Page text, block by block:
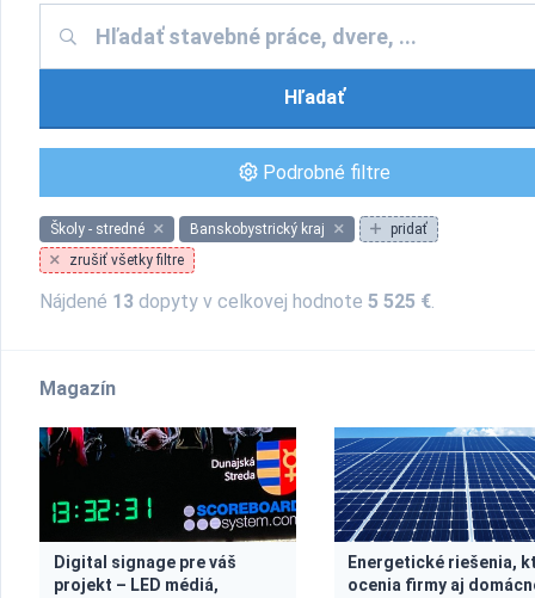
Hľadať
Podrobné filtre
Školy - stredné Banskobystrický kraj
pridať
zrušiť všetky filtre
Nájdené 13 dopyty v celkovej hodnote 5 525 €.
Magazín
Digital signage pre váš
projekt – LED médiá,
Energetické riešenia,
ocenia firmy aj